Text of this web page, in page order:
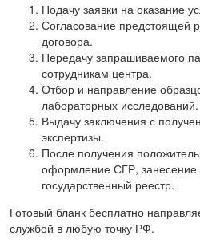
Подачу заявки на оказание
Согласование предстоящей
договора.
Передачу запрашиваемого
сотрудникам центра.
Отбор и направление
лабораторных исследований.
Выдачу заключения с
экспертизы.
После получения
оформление СГР, занесение
государственный реестр.
Готовый бланк бесплатно
службой в любую точку РФ.